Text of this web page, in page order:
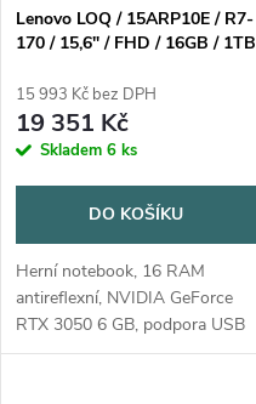
p
r
o
u
k
p
r
o
d
u
k
Lenovo LOQ / 15ARP10E / R7-
170 / 15,6" / FHD / 16GB / 1TB
2R
15 993 Kč bez DPH
19 351 Kč
Skladem 6 ks
DO KOŠÍKU
Herní notebook, 16 RAM
antireflexní, NVIDIA GeForce
RTX 3050 6 GB, podpora USB
3.x, bluetooth, čtečka karet,